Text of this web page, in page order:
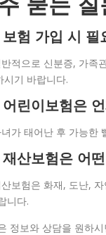
험 가입 시 필
적으로 신분증, 가족
시기 바랍니다.
린이보험은
가 태어난 후 가능한
산보험은 어
보험은 화재, 도난,
니다.
정보와 상담을 원하시